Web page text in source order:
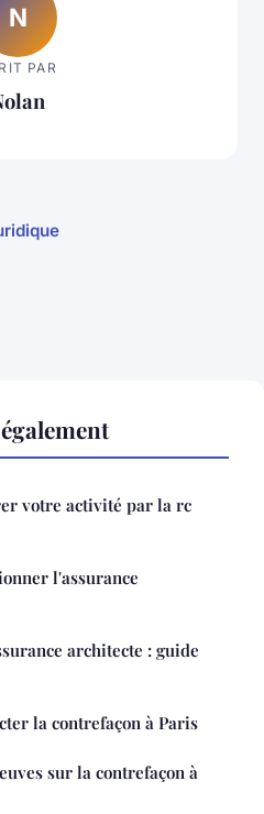
N
PAR
votre activité par la rc
l'assurance
architecte : guide
la contrefaçon à Paris
sur la contrefaçon à